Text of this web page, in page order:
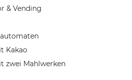
& Vending
Kakao
zwei Mahlwerken